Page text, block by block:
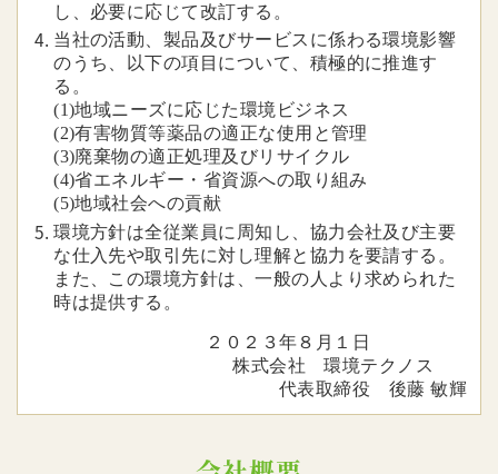
し、必要に応じて改訂する。
当社の活動、製品及びサービスに係わる環境影響
のうち、以下の項目について、積極的に推進す
る。
(1)地域ニーズに応じた環境ビジネス
(2)有害物質等薬品の適正な使用と管理
(3)廃棄物の適正処理及びリサイクル
(4)省エネルギー・省資源への取り組み
(5)地域社会への貢献
環境方針は全従業員に周知し、協力会社及び主要
な仕入先や取引先に対し理解と協力を要請する。
また、この環境方針は、一般の人より求められた
時は提供する。
２０２３年８月１日
株式会社 環境テクノス
代表取締役 後藤 敏輝